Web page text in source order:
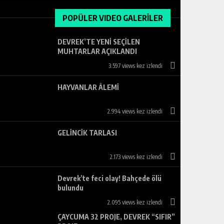
POPÜLER VIDEO GALERİLER
DEVREK’TE YENİ SEÇİLEN
MUHTARLAR AÇIKLANDI
3.597 views kez izlendi
HAYVANLAR ÂLEMİ
2.994 views kez izlendi
GELİNCİK TARLASI
2.173 views kez izlendi
Devrek’te feci olay! Bahçede ölü
bulundu
2.095 views kez izlendi
ÇAYCUMA 32 PROJE, DEVREK “SIFIR”